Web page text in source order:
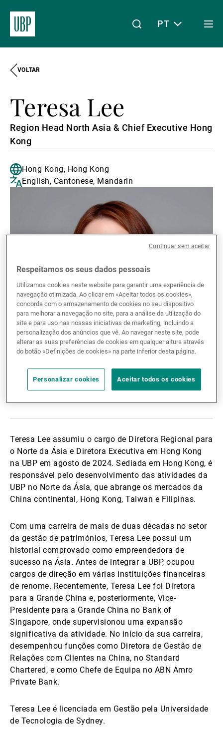
Acerca da UBP
Gestão de ativos
Contactos
PT
VOLTAR
Teresa Lee
Region Head North Asia & Chief Executive Hong
Kong
Hong Kong, Hong Kong
English, Cantonese, Mandarin
Teresa Lee assumiu o cargo de Diretora Regional para
o Norte da Ásia e Diretora Executiva em Hong Kong
na UBP em agosto de 2024. Sediada em Hong Kong, é
responsável pelo desenvolvimento das atividades da
UBP no Norte da Ásia, que abrange os mercados da
China continental, Hong Kong, Taiwan e Filipinas.
Com uma carreira de mais de duas décadas no setor
da gestão de patrimónios, Teresa Lee possui um
historial comprovado como empreendedora de
sucesso na Ásia. Antes de integrar a UBP, ocupou
cargos de direção em várias instituições financeiras
de renome. Recentemente, Teresa Lee foi Diretora
para a Grande China e, posteriormente, Vice-
Presidente para a Grande China no Bank of
Singapore, onde supervisionou uma expansão
significativa da atividade. No início da sua carreira,
desempenhou funções como Diretora de Gestão de
Relações com Clientes na China, no Standard
Chartered, e como Chefe de Equipa no ABN Amro
Private Bank.
Teresa Lee é licenciada em Gestão pela Universidade
de Tecnologia de Sydney.
Respeitamos os seus dados pessoais
Utilizamos cookies neste website para garantir uma experiência de
navegação otimizada. Ao clicar em «Aceitar todos os cookies»,
concorda com o armazenamento de cookies no seu dispositivo
para melhorar a navegação no site, para a análise da utilização do
site e para uso nas nossas iniciativas de marketing, incluindo a
personalização dos anúncios que vê. Ao navegar neste site, pode
alterar as suas preferências de cookies em qualquer altura através
do botão «Definições de cookies» na parte inferior desta página.
Personalizar cookies Aceitar todos os cookies
Continuar sem aceitar